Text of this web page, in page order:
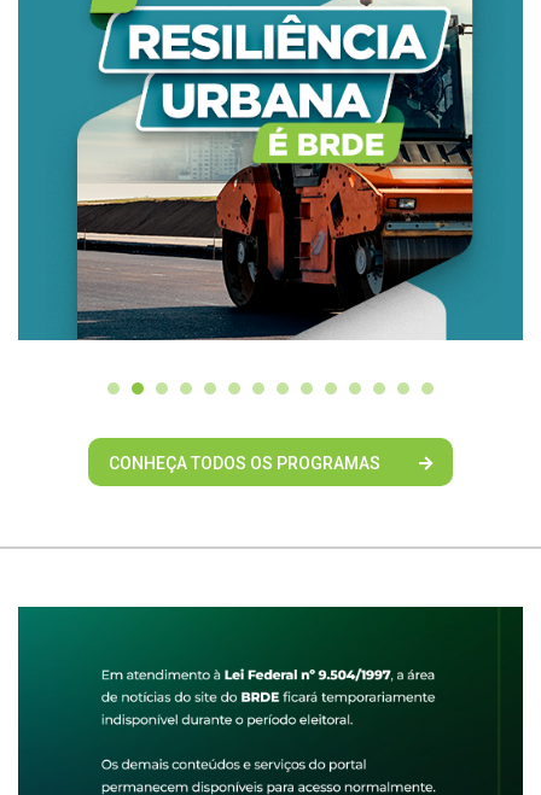
CONHEÇA TODOS OS PROGRAMAS